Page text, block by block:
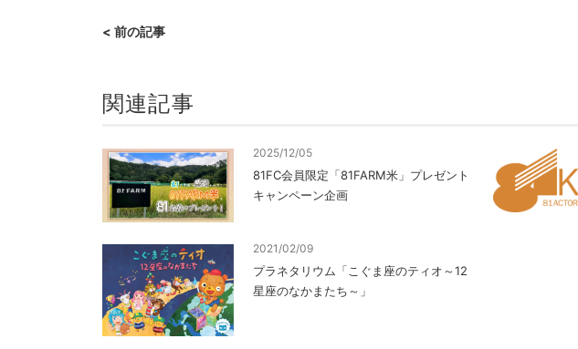
< 前の記事
関連記事
2025/12/05
81FC会員限定「81FARM米」プレゼント
キャンペーン企画
2021/02/09
プラネタリウム「こぐま座のティオ～12
星座のなかまたち～」